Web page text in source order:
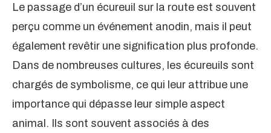
Le passage d’un écureuil sur la route est souvent
perçu comme un événement anodin, mais il peut
également revêtir une signification plus profonde.
Dans de nombreuses cultures, les écureuils sont
chargés de symbolisme, ce qui leur attribue une
importance qui dépasse leur simple aspect
animal. Ils sont souvent associés à des